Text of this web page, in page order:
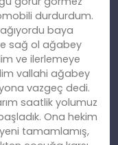
durdurdum.
baya
sağ ol ağabey
ve ilerlemeye
vallahi ağabey
vazgeç dedi.
saatlik yolumuz
Ona hekim
tamamlamış,